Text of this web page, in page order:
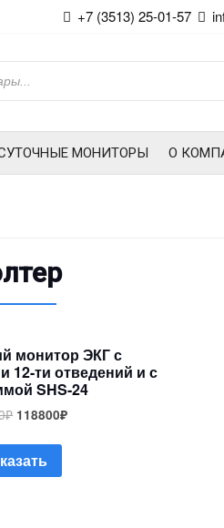
+7 (3513) 25-01-57
МОНИТОРЫ О
монитор ЭКГ с
12-ти отведений и с
SHS-24
₽ 118800₽